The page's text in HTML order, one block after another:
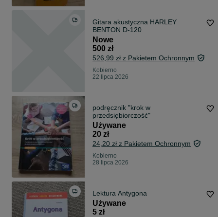
Gitara akustyczna HARLEY
BENTON D-120
Nowe
500 zł
526,99 zł z Pakietem Ochronnym
Kobierno
22 lipca 2026
podręcznik "krok w
przedsiębiorczość"
Używane
20 zł
24,20 zł z Pakietem Ochronnym
Kobierno
28 lipca 2026
Lektura Antygona
Używane
5 zł